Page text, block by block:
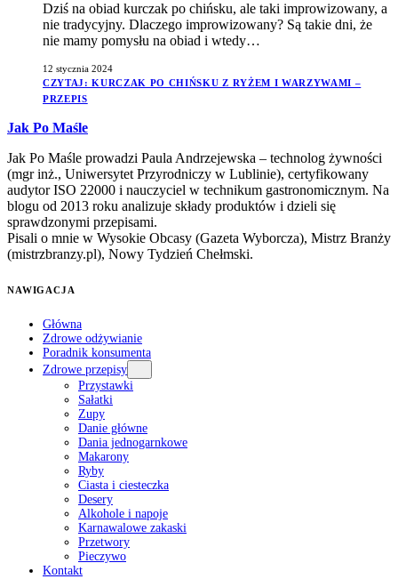
Dziś na obiad kurczak po chińsku, ale taki improwizowany, a
nie tradycyjny. Dlaczego improwizowany? Są takie dni, że
nie mamy pomysłu na obiad i wtedy…
12 stycznia 2024
CZYTAJ : KURCZAK PO CHIŃSKU Z RYŻEM I WARZYWAMI –
PRZEPIS
Jak Po Maśle
Jak Po Maśle prowadzi Paula Andrzejewska – technolog żywności
(mgr inż., Uniwersytet Przyrodniczy w Lublinie), certyfikowany
audytor ISO 22000 i nauczyciel w technikum gastronomicznym. Na
blogu od 2013 roku analizuje składy produktów i dzieli się
sprawdzonymi przepisami.
Pisali o mnie w Wysokie Obcasy (Gazeta Wyborcza), Mistrz Branży
(mistrzbranzy.pl), Nowy Tydzień Chełmski.
NAWIGACJA
Główna
Zdrowe odżywianie
Poradnik konsumenta
Zdrowe przepisy
Przystawki
Sałatki
Zupy
Danie główne
Dania jednogarnkowe
Makarony
Ryby
Ciasta i ciesteczka
Desery
Alkohole i napoje
Karnawalowe zakaski
Przetwory
Pieczywo
Kontakt